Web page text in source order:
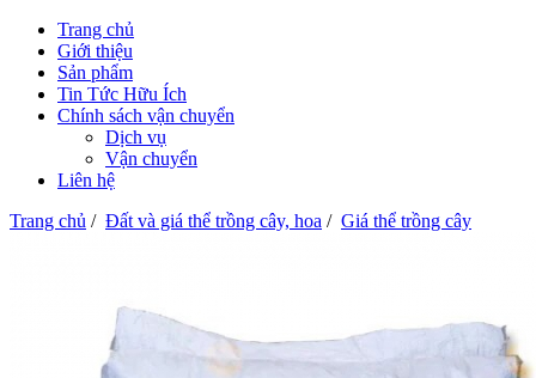
Trang chủ
Giới thiệu
Sản phẩm
Tin Tức Hữu Ích
Chính sách vận chuyển
Dịch vụ
Vận chuyển
Liên hệ
Trang chủ / Đất và giá thể trồng cây, hoa / Giá thể trồng cây